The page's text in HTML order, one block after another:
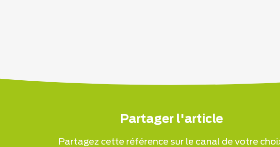
Partager l'article
Partagez cette référence sur le canal de votre